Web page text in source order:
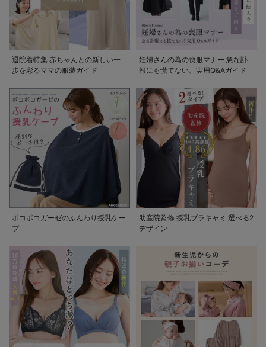
退院着特集 赤ちゃんとの新しい一
歩を彩るママの服装ガイド
妊婦さんの為の喪服マナー 急な訃
報にも慌てない。実用Q&Aガイド
ポコポコガーゼのふんわり授乳ケー
プ
助産院監修 授乳ブラキャミ 選べる2
デザイン